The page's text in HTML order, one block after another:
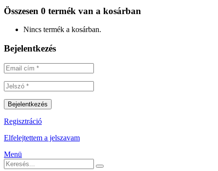
Összesen 0 termék van a kosárban
Nincs termék a kosárban.
Bejelentkezés
Regisztráció
Elfelejtettem a jelszavam
Menü